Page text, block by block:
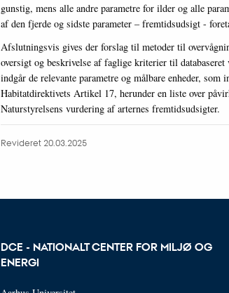
gunstig, mens alle andre parametre for ilder og alle
af den fjerde og sidste parameter – fremtidsudsigt -
Afslutningsvis gives der forslag til metoder til
oversigt og beskrivelse af faglige kriterier til
indgår de relevante parametre og målbare enheder,
Habitatdirektivets Artikel 17, herunder en liste over
Naturstyrelsens vurdering af arternes fremtidsudsigter.
Revideret 20.03.2025
DCE - NATIONALT CENTER FOR MILJØ OG
ENERGI